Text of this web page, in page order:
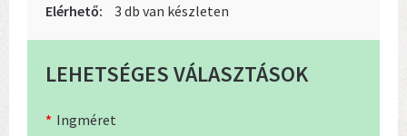
Elérhető: 3 db van készleten
LEHETSÉGES VÁLASZTÁSOK
Ingméret